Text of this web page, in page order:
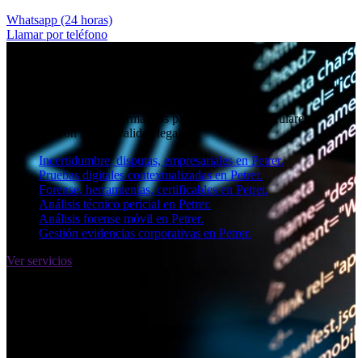
Whatsapp (24 horas)
Llamar por teléfono
Informes periciales informáticos para empresas, particulares y
abogados con toda la validez legal.
Incertidumbre, disputas, empresariales en Petrer.
Pruebas digitales contextualizadas en Petrer.
Forense, herramientas, certificables en Petrer.
Análisis técnico pericial en Petrer.
Análisis forense móvil en Petrer.
Gestión evidencias corporativas en Petrer.
Ver servicios